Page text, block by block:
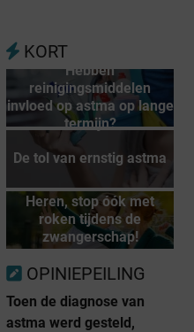
KORT
Hebben
reinigingsmiddelen
invloed op astma op lange
termijn?
De tol van ernstig astma
Heren, stop óók met
roken tijdens de
zwangerschap!
OPINIEPEILING
Toen de diagnose van
astma werd gesteld,